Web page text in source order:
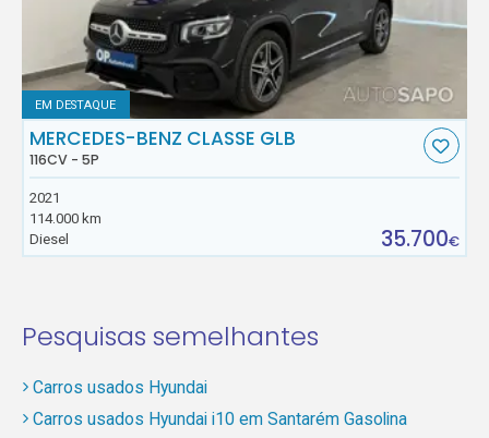
EM DESTAQUE
MERCEDES-BENZ CLASSE GLB
116CV - 5P
2021
114.000 km
Diesel
35.700€
Pesquisas semelhantes
Carros usados Hyundai
Carros usados Hyundai i10 em Santarém Gasolina